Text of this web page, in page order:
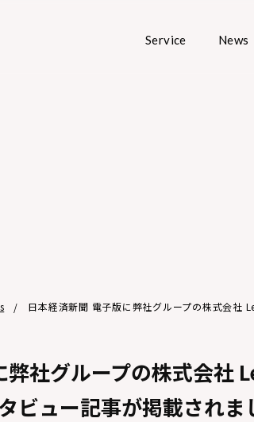
Service News
日本経済新聞 電子版に弊社グループの株式会社
社グループの株式会社
ビュー記事が掲載されま